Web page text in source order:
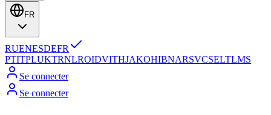
FR
RUENESDEFR
PTITPLUKTRNLROIDVITHJAKOHIBNARSVCSELTLMS
Se connecter
Se connecter